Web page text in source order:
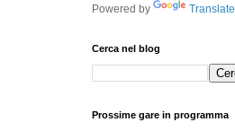
Powered by Translate
Cerca nel blog
Prossime gare in programma